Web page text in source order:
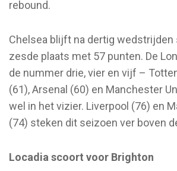
rebound.
Chelsea blijft na dertig wedstrijden
zesde plaats met 57 punten. De
de nummer drie, vier en vijf –
(61), Arsenal (60) en Manchester
wel in het vizier. Liverpool (76) en
(74) steken dit seizoen ver boven
Locadia scoort voor Brighton